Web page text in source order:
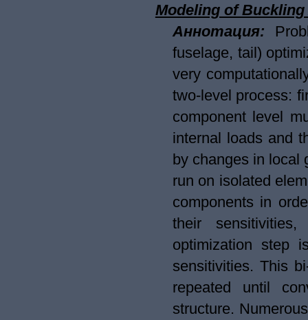
Modeling of
Аннотация:
fuselage, tail)
very
two-level process:
component level
internal loads and
by changes in local
run on isolated
components in
their
optimization step
sensitivities. This
repeated until
structure.